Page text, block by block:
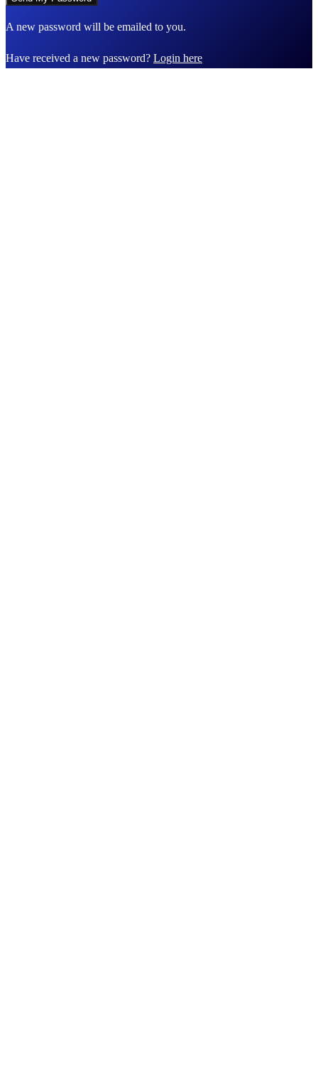
A new password will be emailed to you.
Have received a new password? Login here